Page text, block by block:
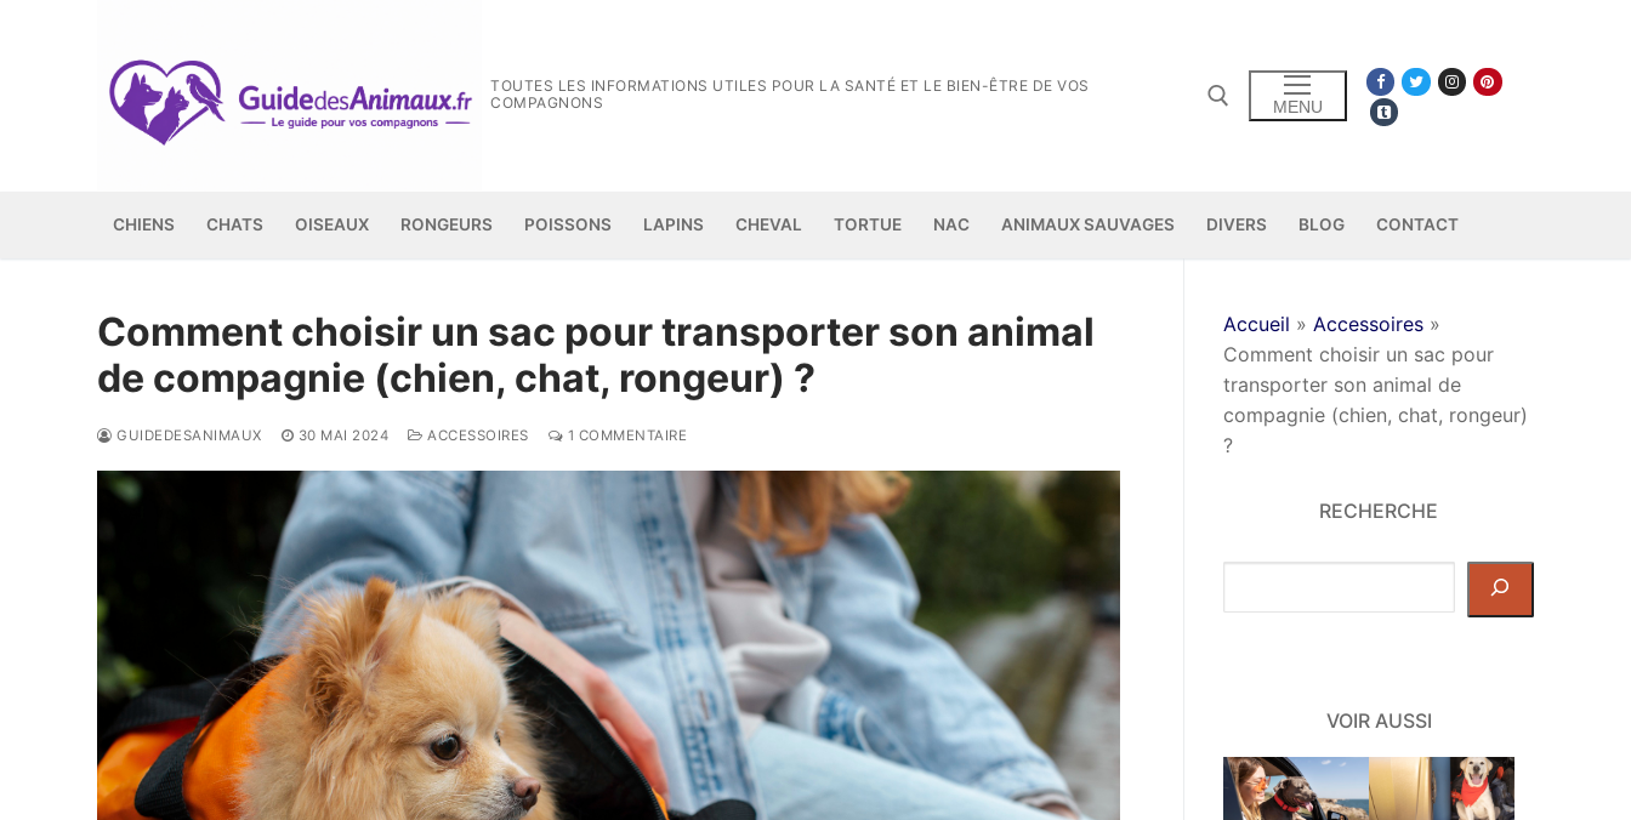
TOUTES LES INFORMATIONS UTILES POUR LA SANTÉ ET LE BIEN-ÊTRE DE VOS
COMPAGNONS
MENU
CHIENS CHATS OISEAUX RONGEURS POISSONS LAPINS CHEVAL TORTUE NAC ANIMAUX SAUVAGES DIVERS BLOG CONTACT
Comment choisir un sac pour transporter son animal
de compagnie (chien, chat, rongeur) ?
GUIDEDESANIMAUX 30 MAI 2024 ACCESSOIRES 1 COMMENTAIRE
Accueil » Accessoires »
Comment choisir un sac pour
transporter son animal de
compagnie (chien, chat, rongeur)
?
RECHERCHE
dans
VOIR AUSSI